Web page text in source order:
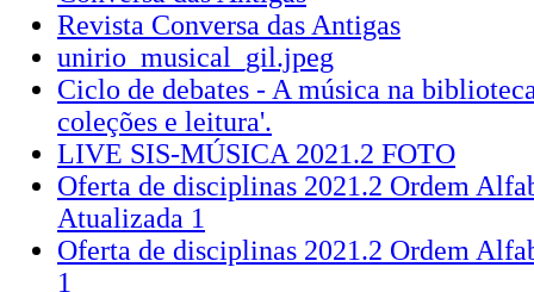
Revista Conversa das Antigas
unirio_musical_gil.jpeg
Ciclo de debates - A música na
coleções e leitura'.
LIVE SIS-MÚSICA 2021.2 FOTO
Oferta de disciplinas 2021.2 Ordem
Atualizada 1
Oferta de disciplinas 2021.2 Ordem
1